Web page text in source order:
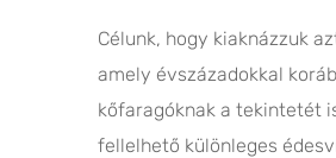
Célunk, hogy kiaknázzuk
amely évszázadokkal
kőfaragóknak a tekintetét
fellelhető különleges